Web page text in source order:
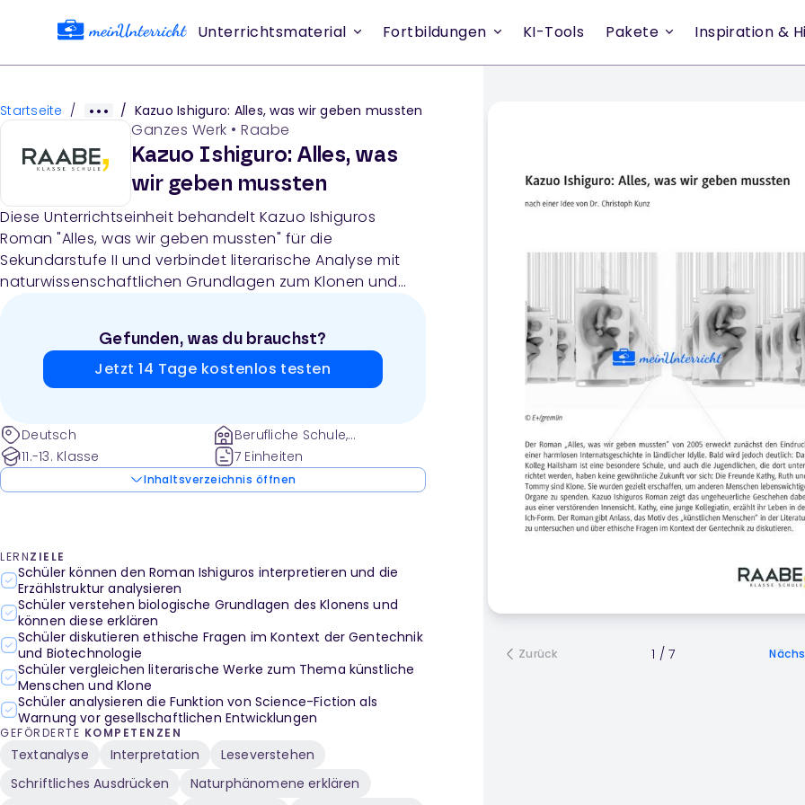
Unterrichtsmaterial Fortbildungen KI-Tools Pakete Inspiration &
Startseite / / Kazuo Ishiguro: Alles, was wir geben mussten
Ganzes Werk • Raabe
Kazuo Ishiguro: Alles, was
wir geben mussten
Diese Unterrichtseinheit behandelt Kazuo Ishiguros
Roman "Alles, was wir geben mussten" für die
Sekundarstufe II und verbindet literarische Analyse mit
naturwissenschaftlichen Grundlagen zum Klonen und
Informationen zu biologischen Klonverfahren,
Vergleichstexte aus der Science-Fiction-Literatur sowie
einen Klausurvorschlag.
Gefunden, was du brauchst?
Jetzt 14 Tage kostenlos testen
Deutsch
11.-13. Klasse
Berufliche Schule,
Gesamtschule und weitere
7 Einheiten
Inhaltsverzeichnis öffnen
LERNZIELE
Schüler können den Roman Ishiguros interpretieren und die
Erzählstruktur analysieren
Schüler verstehen biologische Grundlagen des Klonens und
können diese erklären
Schüler diskutieren ethische Fragen im Kontext der Gentechnik
und Biotechnologie
Schüler vergleichen literarische Werke zum Thema künstliche
Menschen und Klone
Schüler analysieren die Funktion von Science-Fiction als
Warnung vor gesellschaftlichen Entwicklungen
GEFÖRDERTE KOMPETENZEN
Textanalyse Interpretation
Leseverstehen
Schriftliches Ausdrücken
Naturphänomene erklären
Zurück 1 /7